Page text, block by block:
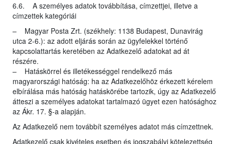
6.6. A személyes adatok továbbítása, címzettjei, illetve a
címzettek kategóriái
– Magyar Posta Zrt. (székhely: 1138 Budapest, Dunavirág
utca 2-6.): az adott eljárás során az ügyfelekkel történő
kapcsolattartás keretében az Adatkezelő adatokat ad át
részére.
– Hatáskörrel és illetékességgel rendelkező más
magyarországi hatóság: ha az Adatkezelőhöz érkezett kérelem
elbírálása más hatóság hatáskörébe tartozik, úgy az Adatkezelő
átteszi a személyes adatokat tartalmazó ügyet ezen hatósághoz
az Ákr. 17. §-a alapján.
Az Adatkezelő nem továbbít személyes adatot más címzettnek.
Adatkezelő csak kivételes esetben és jogszabályi kötelezettség